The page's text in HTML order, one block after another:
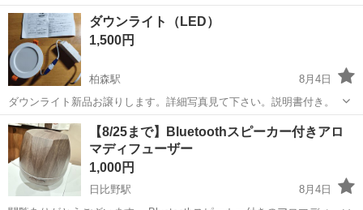
ダウンライト（LED）
1,500円
柏森駅
8月4日
ダウンライト新品お譲りします。詳細写真見て下さい。説明書付き。
愛知 丹羽郡 柏森駅 生活家電
【8/25まで】Bluetoothスピーカー付きアロ
マディフューザー
1,000円
日比野駅
8月4日